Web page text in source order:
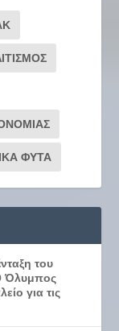
ΦΥΤΑ
του
Όλυμπος
για τις